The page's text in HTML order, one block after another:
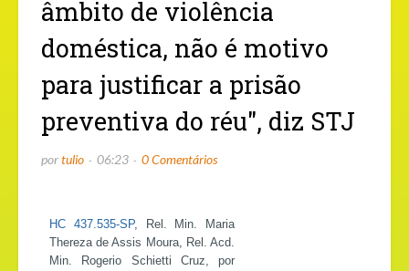
âmbito de violência
doméstica, não é motivo
para justificar a prisão
preventiva do réu", diz STJ
portulio 06:23 0 Comentários
HC 437.535-SP, Rel. Min. Maria
Thereza de Assis Moura, Rel. Acd.
Min. Rogerio Schietti Cruz, por